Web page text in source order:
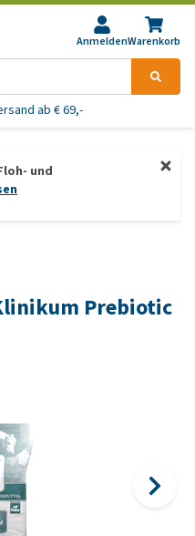
AnmeldenWarenkorb
ab € 69,-
und
Prebiotic